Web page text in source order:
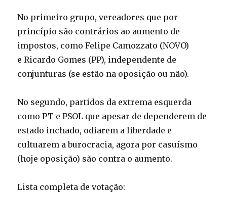
No primeiro grupo, vereadores que por
princípio são contrários ao aumento de
impostos, como Felipe Camozzato (NOVO)
e Ricardo Gomes (PP), independente de
conjunturas (se estão na oposição ou não).
No segundo, partidos da extrema esquerda
como PT e PSOL que apesar de dependerem de
estado inchado, odiarem a liberdade e
cultuarem a burocracia, agora por casuísmo
(hoje oposição) são contra o aumento.
Lista completa de votação: